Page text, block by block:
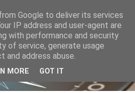
Google to deliver its services
IP address and user-agent are
with performance and security
of service, generate usage
address abuse.
MORE GOT IT